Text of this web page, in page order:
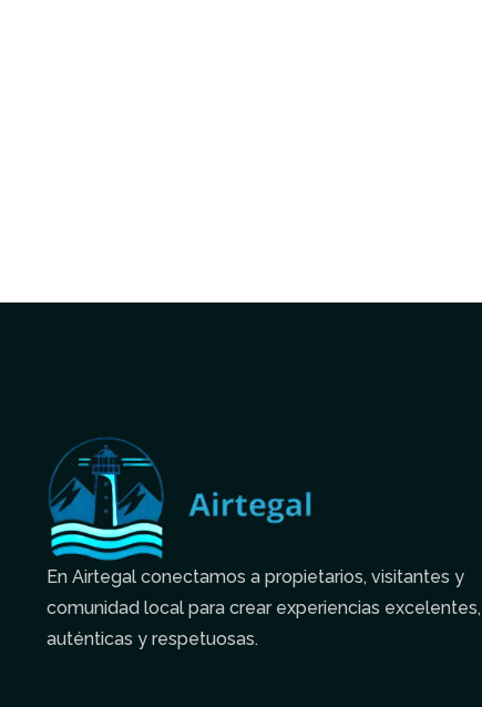
En Airtegal conectamos a propietarios, visitantes y
comunidad local para crear experiencias excelentes,
auténticas y respetuosas.